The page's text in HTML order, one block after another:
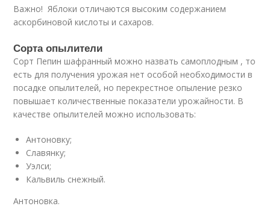
Важно! Яблоки отличаются высоким содержанием
аскорбиновой кислоты и сахаров.
Сорта опылители
Сорт Пепин шафранный можно назвать самоплодным , то
есть для получения урожая нет особой необходимости в
посадке опылителей, но перекрестное опыление резко
повышает количественные показатели урожайности. В
качестве опылителей можно использовать:
Антоновку;
Славянку;
Уэлси;
Кальвиль снежный.
Антоновка.